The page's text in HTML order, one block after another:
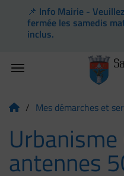
Flash info
📌 Info Mairie -
fermée les samedis
inclus.
Page d'accueil du site
/ Mes démarches et
Urbanisme
antennes